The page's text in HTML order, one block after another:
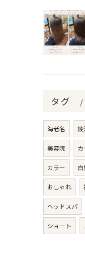
タグ
海老名 綾
美容院 カ
カラー
おしゃれ
ヘッドスパ
ショート